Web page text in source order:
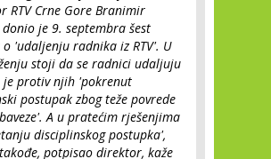
RTV Crne Gore Branimir
donio je 9. septembra šest
'udaljenju radnika iz RTV'. U
stoji da se radnici udaljuju
je protiv njih 'pokrenut
postupak zbog teže povrede
A u pratećim rješenjima
disciplinskog postupka',
potpisao direktor, kaže